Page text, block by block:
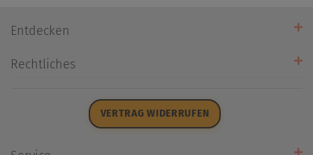
Entdecken
Öffnungszeiten
Rechtliches
VERTRAG WIDERRUFEN